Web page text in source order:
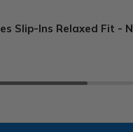
Slip-Ins Relaxed Fit -